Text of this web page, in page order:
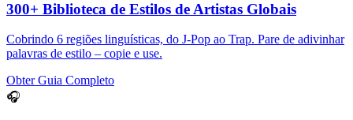
300+ Biblioteca de Estilos de Artistas Globais
Cobrindo 6 regiões linguísticas, do J-Pop ao Trap. Pare de adivinhar
palavras de estilo – copie e use.
Obter Guia Completo
🎧